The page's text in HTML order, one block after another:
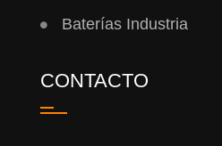
Baterías Industria
CONTACTO